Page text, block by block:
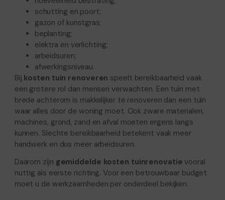
schutting en poort;
gazon of kunstgras;
beplanting;
elektra en verlichting;
arbeidsuren;
afwerkingsniveau.
Bij kosten tuin renoveren speelt bereikbaarheid vaak
een grotere rol dan mensen verwachten. Een tuin met
brede achterom is makkelijker te renoveren dan een tuin
waar alles door de woning moet. Ook zware materialen,
machines, grond, zand en afval moeten ergens langs
kunnen. Slechte bereikbaarheid betekent vaak meer
handwerk en dus meer arbeidsuren.
Daarom zijn gemiddelde kosten tuinrenovatie vooral
nuttig als eerste richting. Voor een betrouwbaar budget
moet u de werkzaamheden per onderdeel bekijken.